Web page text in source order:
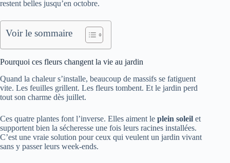
restent belles jusqu’en octobre.
Voir le sommaire
Pourquoi ces fleurs changent la vie au jardin
Quand la chaleur s’installe, beaucoup de massifs se fatiguent
vite. Les feuilles grillent. Les fleurs tombent. Et le jardin perd
tout son charme dès juillet.
Ces quatre plantes font l’inverse. Elles aiment le plein soleil et
supportent bien la sécheresse une fois leurs racines installées.
C’est une vraie solution pour ceux qui veulent un jardin vivant
sans y passer leurs week-ends.